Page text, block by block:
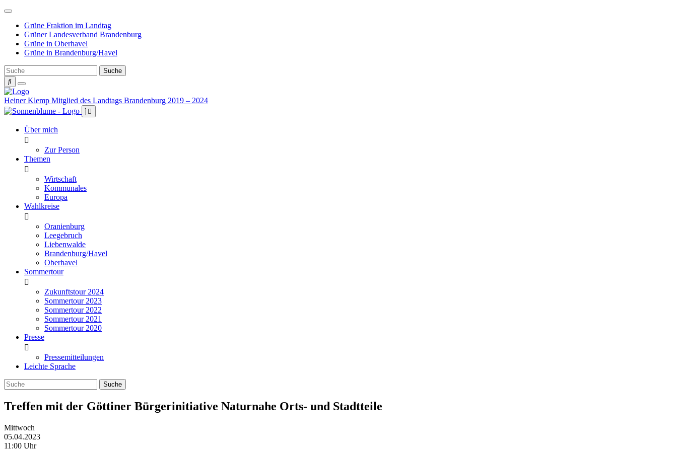
Weiter
Inhalt
Grüne Fraktion im Landtag
Grüner Landesverband Brandenburg
Grüne in Oberhavel
Grüne in Brandenburg/Havel
Heiner Klemp Mitglied des Landtags Brandenburg 2019 – 2024
Über mich
Zur Person
Themen
Wirtschaft
Kommunales
Europa
Wahlkreise
Oranienburg
Leegebruch
Liebenwalde
Brandenburg/Havel
Oberhavel
Sommertour
Zukunftstour 2024
Sommertour 2023
Sommertour 2022
Sommertour 2021
Sommertour 2020
Presse
Pressemitteilungen
Leichte Sprache
Treffen mit der Göttiner Bürgerinitiative Naturnahe Orts- und Stadtteile
Mittwoch
05.04.2023
11:00 Uhr